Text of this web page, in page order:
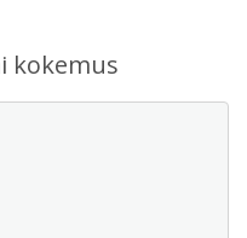
kokemus